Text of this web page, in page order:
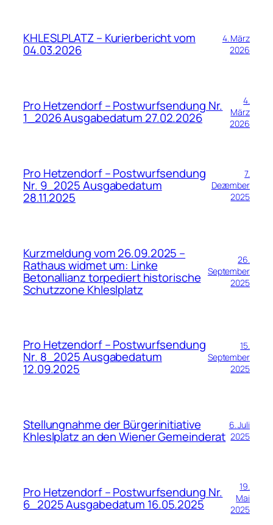
KHLESLPLATZ – Kurierbericht vom
04.03.2026
4. März
2026
Pro Hetzendorf – Postwurfsendung Nr.
1_2026 Ausgabedatum 27.02.2026
4.
März
2026
Pro Hetzendorf – Postwurfsendung
Nr. 9_2025 Ausgabedatum
28.11.2025
7.
Dezember
2025
Kurzmeldung vom 26.09.2025 –
Rathaus widmet um: Linke
Betonallianz torpediert historische
Schutzzone Khleslplatz
26.
September
2025
Pro Hetzendorf – Postwurfsendung
Nr. 8_2025 Ausgabedatum
12.09.2025
15.
September
2025
Stellungnahme der Bürgerinitiative
Khleslplatz an den Wiener Gemeinderat
6. Juli
2025
Pro Hetzendorf – Postwurfsendung Nr.
6_2025 Ausgabedatum 16.05.2025
19.
Mai
2025